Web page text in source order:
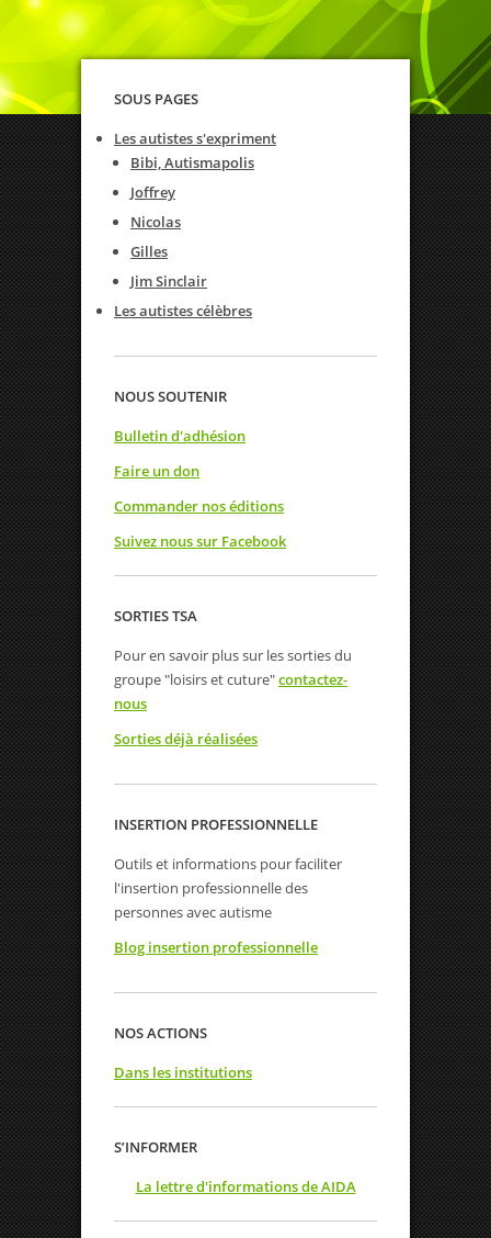
SOUS PAGES
Les autistes s'expriment
Bibi, Autismapolis
Joffrey
Nicolas
Gilles
Jim Sinclair
Les autistes célèbres
NOUS SOUTENIR
Bulletin d'adhésion
Faire un don
Commander nos éditions
Suivez nous sur Facebook
SORTIES TSA
Pour en savoir plus sur les sorties du
groupe "loisirs et cuture"contactez-
nous
Sorties déjà réalisées
INSERTION PROFESSIONNELLE
Outils et informations pour faciliter
l'insertion professionnelle des
personnes avec autisme
Blog insertion professionnelle
NOS ACTIONS
Dans les institutions
S’INFORMER
La lettre d'informations de AIDA